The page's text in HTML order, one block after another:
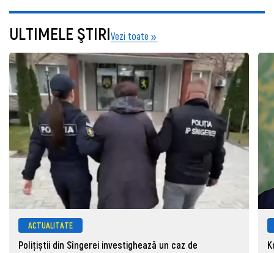
ULTIMELE ŞTIRIVezi toate
ACTUALITATE
Polițiștii din Sîngerei investighează un caz de